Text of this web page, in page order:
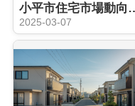
小平市住宅市場動向を知ってい
2025-03-07